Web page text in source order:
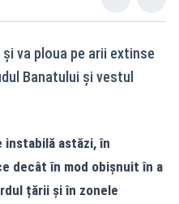
va ploua pe arii extinse
Banatului și vestul
instabilă astăzi, în
decât în mod obișnuit în a
țării și în zonele